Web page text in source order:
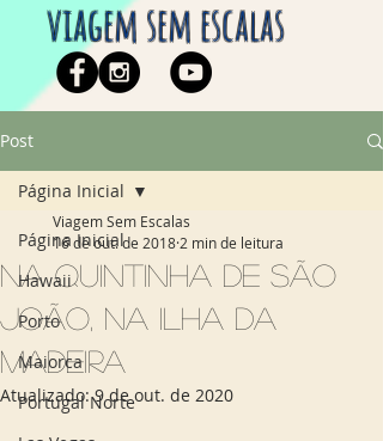
viagem sem escalas
Post
Página Inicial
Hawaii
Porto
Maiorca
Portugal Norte
Página Inicial
Na Quintinha de São
João, na Ilha da
Madeira
Viagem Sem Escalas
16 de out. de 2018 2 min de leitura
Atualizado:9 de out. de 2020